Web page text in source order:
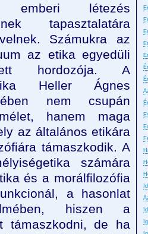
létezés
tapasztalatára
Számukra az
az etika egyedüli
hordozója. A
Heller Ágnes
nem csupán
hanem maga
az általános etikára
támaszkodik. A
számára
és a morálfilozófia
a hasonlat
hiszen a
támaszkodni, de ha